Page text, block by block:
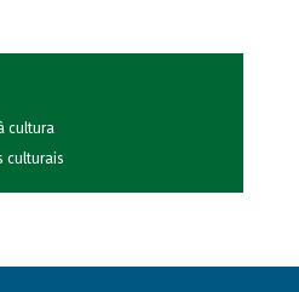
cultura
culturais